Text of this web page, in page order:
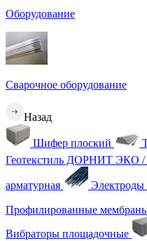
Оборудование
Сварочное оборудование
Назад
Шифер плоский
Геотекстиль ДОРНИТ ЭКО
арматурная Электроды
Профилированные
Вибраторы площадочные